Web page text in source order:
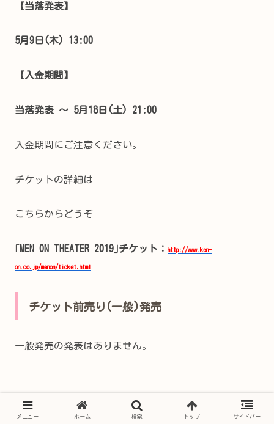
【当落発表】
5月9日(木) 13:00
【入金期間】
当落発表 〜 5月18日(土) 21:00
入金期間にご注意ください。
チケットの詳細は
こちらからどうぞ
｢ MEN ON THEATER 2019｣チケット： http://www.ken-
on.co.jp/menon/ticket.html
チケット前売り(一般)発売
一般発売の発表はありません。
メニュー ホーム 検索 トップ サイドバー